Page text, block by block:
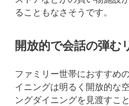
ることもなさそうです。
開放的で会話の弾む
ファミリー世帯におすすめ
イニングは明るく開放的な
ングダイニングを見渡すこ